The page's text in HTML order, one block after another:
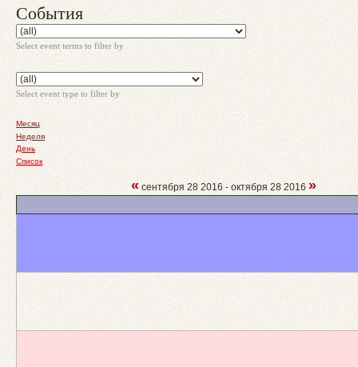
События
Select event terms to filter by
Select event type to filter by
Месяц
Неделя
День
Список
«сентября 28 2016 - октября 28 2016 »